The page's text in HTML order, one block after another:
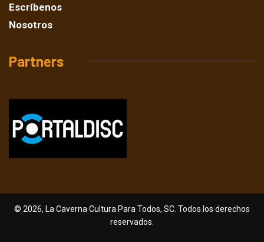
Escríbenos
Nosotros
Partners
© 2026, La Caverna Cultura Para Todos, SC. Todos los derechos
reservados.